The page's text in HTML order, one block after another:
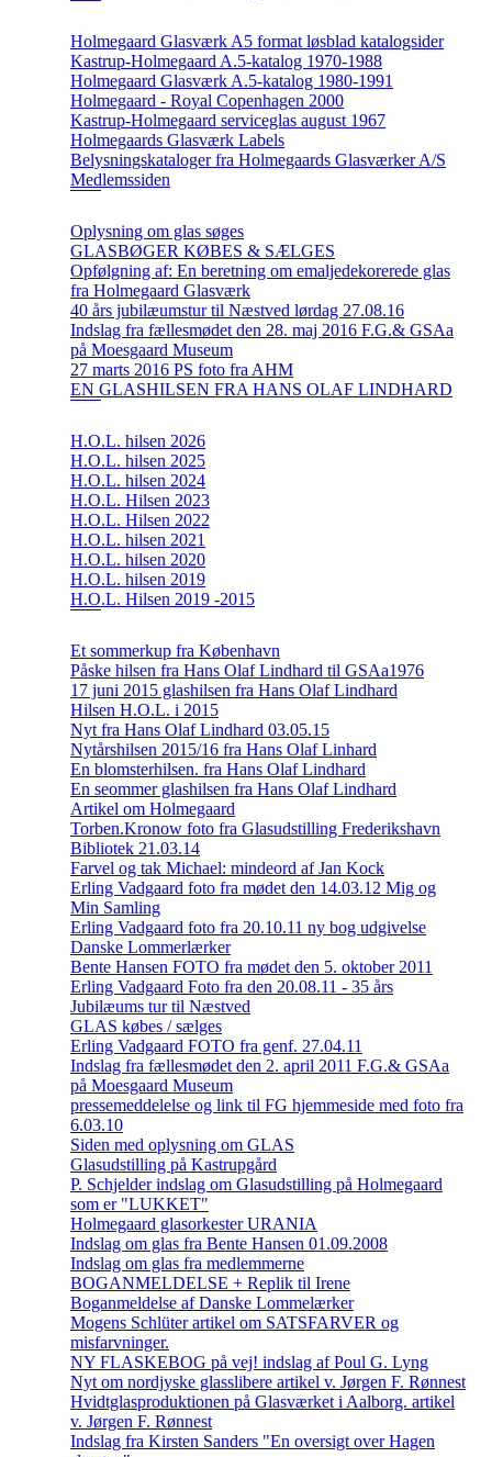
Holmegaard Glasværk A5 format løsblad katalogsider
Kastrup-Holmegaard A.5-katalog 1970-1988
Holmegaard Glasværk A.5-katalog 1980-1991
Holmegaard - Royal Copenhagen 2000
Kastrup-Holmegaard serviceglas august 1967
Holmegaards Glasværk Labels
Belysningskataloger fra Holmegaards Glasværker A/S
Medlemssiden
Oplysning om glas søges
GLASBØGER KØBES & SÆLGES
Opfølgning af: En beretning om emaljedekorerede glas
fra Holmegaard Glasværk
40 års jubilæumstur til Næstved lørdag 27.08.16
Indslag fra fællesmødet den 28. maj 2016 F.G.& GSAa
på Moesgaard Museum
27 marts 2016 PS foto fra AHM
EN GLASHILSEN FRA HANS OLAF LINDHARD
H.O.L. hilsen 2026
H.O.L. hilsen 2025
H.O.L. hilsen 2024
H.O.L. Hilsen 2023
H.O.L. Hilsen 2022
H.O.L. hilsen 2021
H.O.L. hilsen 2020
H.O.L. hilsen 2019
H.O.L. Hilsen 2019 -2015
Et sommerkup fra København
Påske hilsen fra Hans Olaf Lindhard til GSAa1976
17 juni 2015 glashilsen fra Hans Olaf Lindhard
Hilsen H.O.L. i 2015
Nyt fra Hans Olaf Lindhard 03.05.15
Nytårshilsen 2015/16 fra Hans Olaf Linhard
En blomsterhilsen. fra Hans Olaf Lindhard
En seommer glashilsen fra Hans Olaf Lindhard
Artikel om Holmegaard
Torben.Kronow foto fra Glasudstilling Frederikshavn
Bibliotek 21.03.14
Farvel og tak Michael: mindeord af Jan Kock
Erling Vadgaard foto fra mødet den 14.03.12 Mig og
Min Samling
Erling Vadgaard foto fra 20.10.11 ny bog udgivelse
Danske Lommerlærker
Bente Hansen FOTO fra mødet den 5. oktober 2011
Erling Vadgaard Foto fra den 20.08.11 - 35 års
Jubilæums tur til Næstved
GLAS købes / sælges
Erling Vadgaard FOTO fra genf. 27.04.11
Indslag fra fællesmødet den 2. april 2011 F.G.& GSAa
på Moesgaard Museum
pressemeddelelse og link til FG hjemmeside med foto fra
6.03.10
Siden med oplysning om GLAS
Glasudstilling på Kastrupgård
P. Schjelder indslag om Glasudstilling på Holmegaard
som er "LUKKET"
Holmegaard glasorkester URANIA
Indslag om glas fra Bente Hansen 01.09.2008
Indslag om glas fra medlemmerne
BOGANMELDELSE + Replik til Irene
Boganmeldelse af Danske Lommelærker
Mogens Schlüter artikel om SATSFARVER og
misfarvninger.
NY FLASKEBOG på vej! indslag af Poul G. Lyng
Nyt om nordjyske glasslibere artikel v. Jørgen F. Rønnest
Hvidtglasproduktionen på Glasværket i Aalborg. artikel
v. Jørgen F. Rønnest
Indslag fra Kirsten Sanders "En oversigt over Hagen